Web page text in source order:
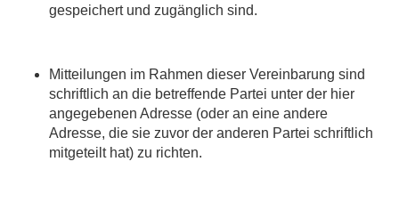
gespeichert und zugänglich sind.
Mitteilungen im Rahmen dieser Vereinbarung sind
schriftlich an die betreffende Partei unter der hier
angegebenen Adresse (oder an eine andere
Adresse, die sie zuvor der anderen Partei schriftlich
mitgeteilt hat) zu richten.